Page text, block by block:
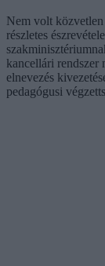
Nem volt
részletes
kancellári rendszer
elnevezés
pedagógusi